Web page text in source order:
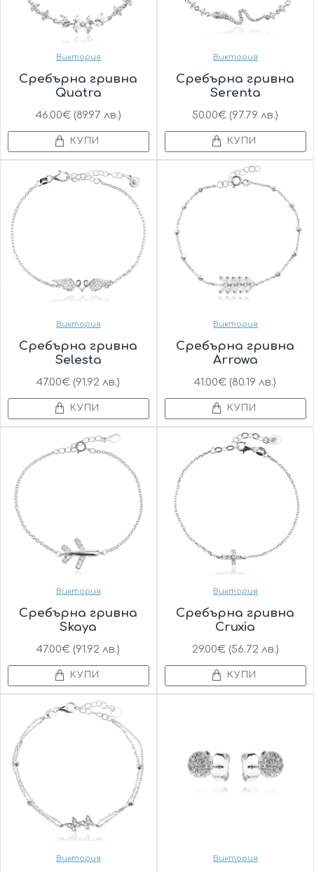
Виктория
Сребърна гривна
Quatra
46.00€ (89.97 лв.)
КУПИ
Виктория
Сребърна гривна
Serenta
50.00€ (97.79 лв.)
КУПИ
Виктория
Сребърна гривна
Selesta
47.00€ (91.92 лв.)
КУПИ
Виктория
Сребърна гривна
Arrowa
41.00€ (80.19 лв.)
КУПИ
Виктория
Сребърна гривна
Skaya
47.00€ (91.92 лв.)
КУПИ
Виктория
Сребърна гривна
Cruxia
29.00€ (56.72 лв.)
КУПИ
Виктория Виктория